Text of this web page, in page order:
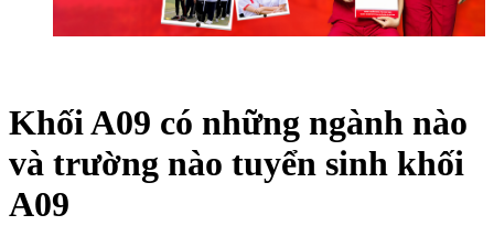
Khối A09 có những ngành nào
và trường nào tuyển sinh khối
A09